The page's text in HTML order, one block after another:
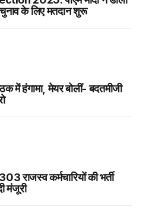
चुनाव के लिए मतदान शुरू
में हंगामा, मेयर बोलीं- बदतमीजी
राजस्व कर्मचारियों की भर्ती
मंजूरी